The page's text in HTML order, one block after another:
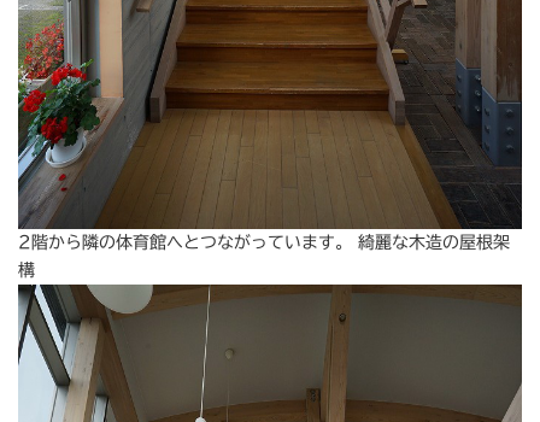
2階から隣の体育館へとつながっています。 綺麗な木造の屋根架
構